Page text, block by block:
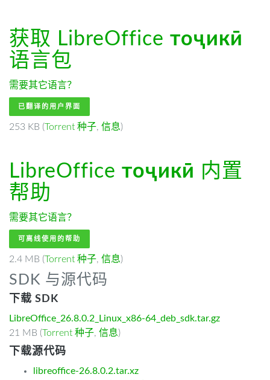
获取 LibreOffice тоҷикӣ
语言包
需要其它语言？
已翻译的用户界面
253 KB (Torrent 种子, 信息)
LibreOffice тоҷикӣ 内置
帮助
需要其它语言？
可离线使用的帮助
2.4 MB (Torrent 种子, 信息)
SDK 与源代码
下载 SDK
LibreOffice_26.8.0.2_Linux_x86-64_deb_sdk.tar.gz
21 MB (Torrent 种子, 信息)
下载源代码
libreoffice-26.8.0.2.tar.xz